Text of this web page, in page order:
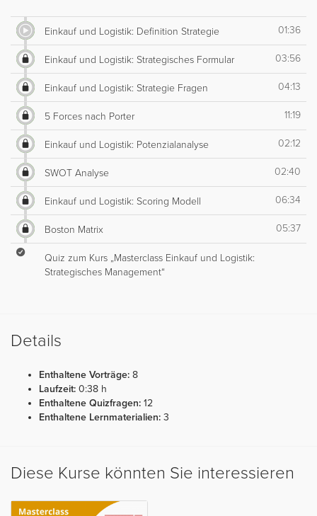
Einkauf und Logistik: Definition Strategie 01:36
Einkauf und Logistik: Strategisches Formular 03:56
Einkauf und Logistik: Strategie Fragen 04:13
5 Forces nach Porter 11:19
Einkauf und Logistik: Potenzialanalyse 02:12
SWOT Analyse 02:40
Einkauf und Logistik: Scoring Modell 06:34
Boston Matrix 05:37
Quiz zum Kurs „Masterclass Einkauf und Logistik:
Strategisches Management“
Details
Enthaltene Vorträge: 8
Laufzeit: 0:38 h
Enthaltene Quizfragen: 12
Enthaltene Lernmaterialien: 3
Diese Kurse könnten Sie interessieren